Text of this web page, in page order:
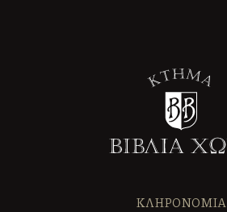
ΚΛΗΡΟΝΟΜΙΑ